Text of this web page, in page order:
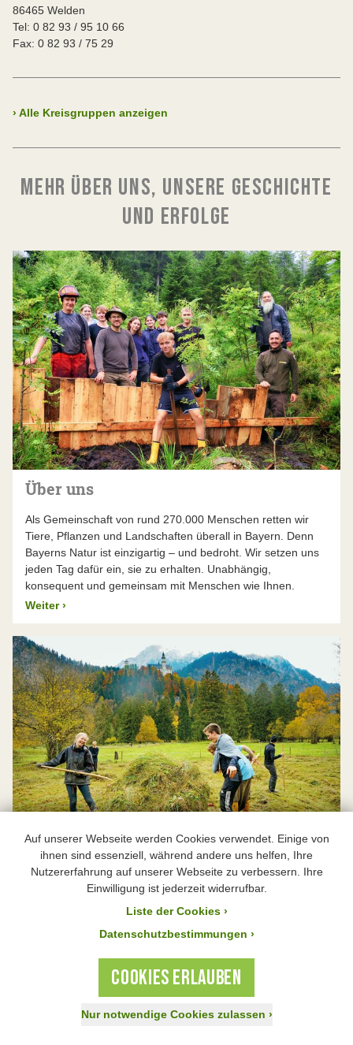
Auf unserer Webseite werden Cookies verwendet. Einige von
ihnen sind essenziell, während andere uns helfen, Ihre
Nutzererfahrung auf unserer Webseite zu verbessern. Ihre
Einwilligung ist jederzeit widerrufbar.
Liste der Cookies ›
Datenschutzbestimmungen ›
COOKIES ERLAUBEN
Nur notwendige Cookies zulassen ›
86465 Welden
Tel: 0 82 93 / 95 10 66
Fax: 0 82 93 / 75 29
› Alle Kreisgruppen anzeigen
MEHR ÜBER UNS, UNSERE GESCHICHTE
UND ERFOLGE
Über uns
Als Gemeinschaft von rund 270.000 Menschen retten wir
Tiere, Pflanzen und Landschaften überall in Bayern. Denn
Bayerns Natur ist einzigartig – und bedroht. Wir setzen uns
jeden Tag dafür ein, sie zu erhalten. Unabhängig,
konsequent und gemeinsam mit Menschen wie Ihnen.
Weiter ›
BUNDjugend Bayern
Spektakuläre umweltpolitische Kampagnen, Zeltlager, 200
Naturerlebnisse und praktischer Umweltschutz: Das ist die
Naturschutz. Für alle bis 27 Jahre – schaut mal rein!